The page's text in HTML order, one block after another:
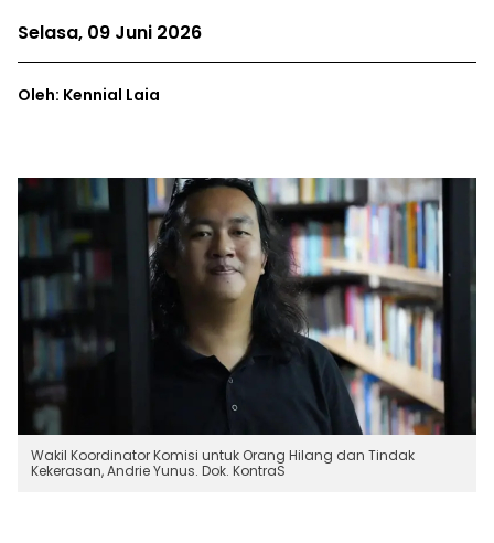
Selasa, 09 Juni 2026
Oleh: Kennial Laia
Wakil Koordinator Komisi untuk Orang Hilang dan Tindak
Kekerasan, Andrie Yunus. Dok. KontraS